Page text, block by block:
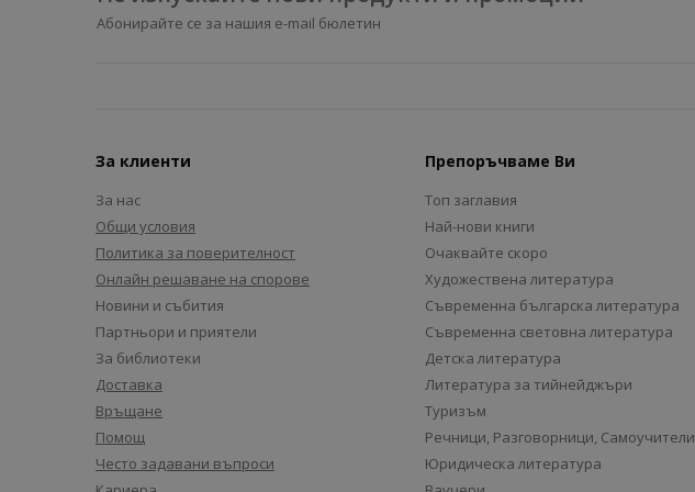
Абонирайте се за нашия e-mail бюлетин
За клиенти
За нас
Общи условия
Политика за поверителност
Онлайн решаване на спорове
Новини и събития
Партньори и приятели
За библиотеки
Доставка
Връщане
Помощ
Често задавани въпроси
Препоръчваме Ви
Топ заглавия
Най-нови книги
Очаквайте скоро
Художествена литература
Съвременна българска литература
Съвременна световна литература
Детска литература
Литература за тийнейджъри
Туризъм
Речници, Разговорници, Самоучители
Юридическа литература